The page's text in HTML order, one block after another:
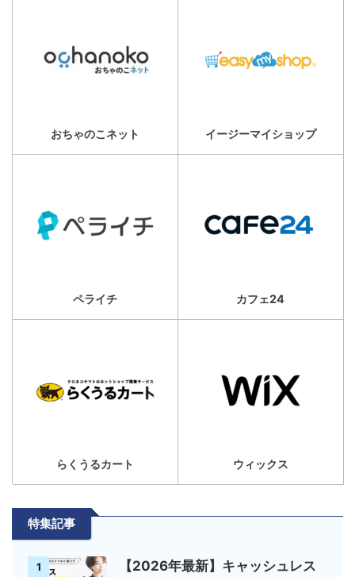
おちゃのこネット イージーマイショップ
ペライチ カフェ24
らくうるカート ウィックス
特集記事
1
【2026年最新】キャッシュレス